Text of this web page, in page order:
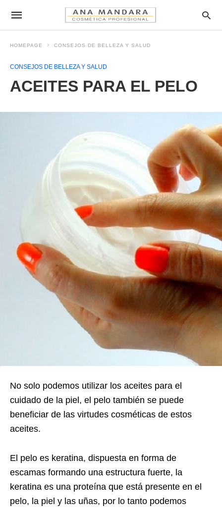
HOMEPAGE CONSEJOS DE BELLEZA Y SALUD
CONSEJOS DE BELLEZA Y SALUD
ACEITES PARA EL PELO
No solo podemos utilizar los aceites para el
cuidado de la piel, el pelo también se puede
beneficiar de las virtudes cosméticas de estos
aceites.
El pelo es keratina, dispuesta en forma de
escamas formando una estructura fuerte, la
keratina es una proteína que está presente en el
pelo, la piel y las uñas, por lo tanto podemos